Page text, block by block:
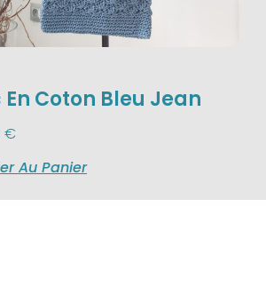
En Coton Bleu Jean
€
Au Panier